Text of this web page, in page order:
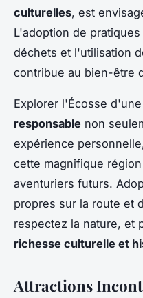
culturelles, est
L'adoption de
déchets et l'utilisation
contribue au bien-être
Explorer l'Écosse
responsable non
expérience
cette magnifique
aventuriers futurs.
propres sur la route et
respectez la nature, et
richesse culturelle et
Attractions